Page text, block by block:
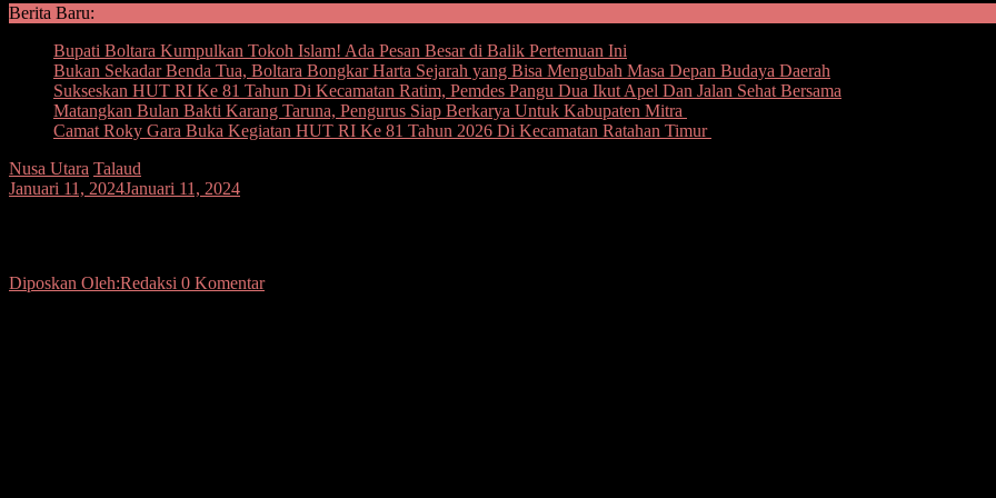
Berita Baru:
Bupati Boltara Kumpulkan Tokoh Islam! Ada Pesan Besar di Balik Pertemuan Ini
Bukan Sekadar Benda Tua, Boltara Bongkar Harta Sejarah yang Bisa Mengubah Masa Depan Budaya Daerah
Sukseskan HUT RI Ke 81 Tahun Di Kecamatan Ratim, Pemdes Pangu Dua Ikut Apel Dan Jalan Sehat Bersama
Matangkan Bulan Bakti Karang Taruna, Pengurus Siap Berkarya Untuk Kabupaten Mitra
Camat Roky Gara Buka Kegiatan HUT RI Ke 81 Tahun 2026 Di Kecamatan Ratahan Timur
Nusa Utara Talaud
Januari 11, 2024Januari 11, 2024
Diposkan Oleh:Redaksi 0 Komentar